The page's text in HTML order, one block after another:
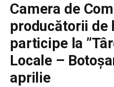
Camera de
producătorii de
participe la
Locale –
aprilie